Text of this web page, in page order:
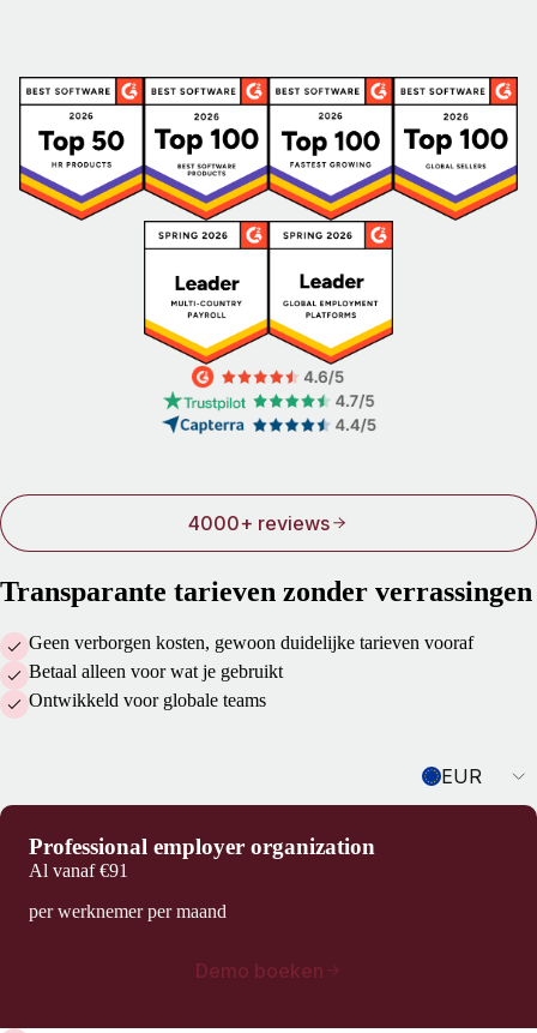
4000+ reviews
Transparante tarieven zonder verrassingen
Geen verborgen kosten, gewoon duidelijke tarieven vooraf
Betaal alleen voor wat je gebruikt
Ontwikkeld voor globale teams
EUR
Professional employer organization
Al vanaf€91
per werknemer per maand
Demo boeken